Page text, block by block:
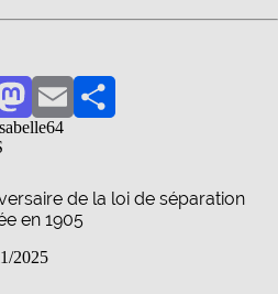
Mastodon
EmailPartager
de la loi de séparation
en 1905
2025